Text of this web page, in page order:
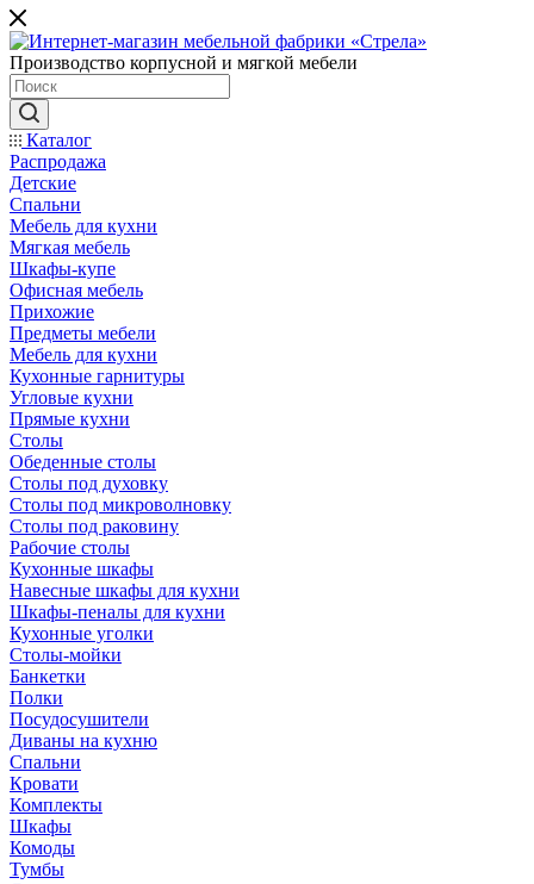
Производство корпусной и мягкой мебели
Каталог
Распродажа
Детские
Спальни
Мебель для кухни
Мягкая мебель
Шкафы-купе
Офисная мебель
Прихожие
Предметы мебели
Мебель для кухни
Кухонные гарнитуры
Угловые кухни
Прямые кухни
Столы
Обеденные столы
Столы под духовку
Столы под микроволновку
Столы под раковину
Рабочие столы
Кухонные шкафы
Навесные шкафы для кухни
Шкафы-пеналы для кухни
Кухонные уголки
Столы-мойки
Банкетки
Полки
Посудосушители
Диваны на кухню
Спальни
Кровати
Комплекты
Шкафы
Комоды
Тумбы